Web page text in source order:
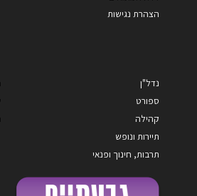
הצהרת נגישות
נדל"ן
ספורט
קהילה
תיירות ונופש
תרבות, חינוך ופנאי